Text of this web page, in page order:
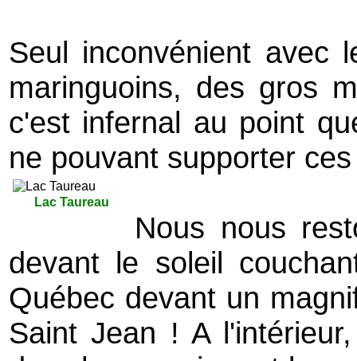
Seul inconvénient avec
maringuoins, des gros
c'est infernal au point
ne pouvant supporter
Lac Taureau
Nous nous
devant le soleil
Québec devant un
Saint Jean ! A